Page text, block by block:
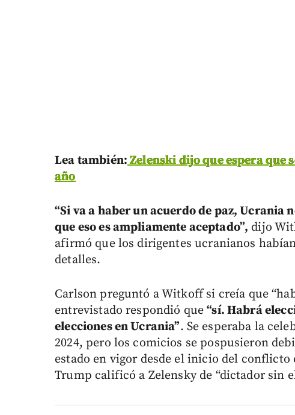
Lea también:Zelenski dijo que espera que
año
“Si va a haber un acuerdo de paz, Ucrania
que eso es ampliamente aceptado”, dijo
afirmó que los dirigentes ucranianos
detalles.
Carlson preguntó a Witkoff si creía que
entrevistado respondió que“sí. Habrá
elecciones en Ucrania”. Se esperaba la
2024, pero los comicios se pospusieron
estado en vigor desde el inicio del
Trump calificó a Zelensky de “dictador sin